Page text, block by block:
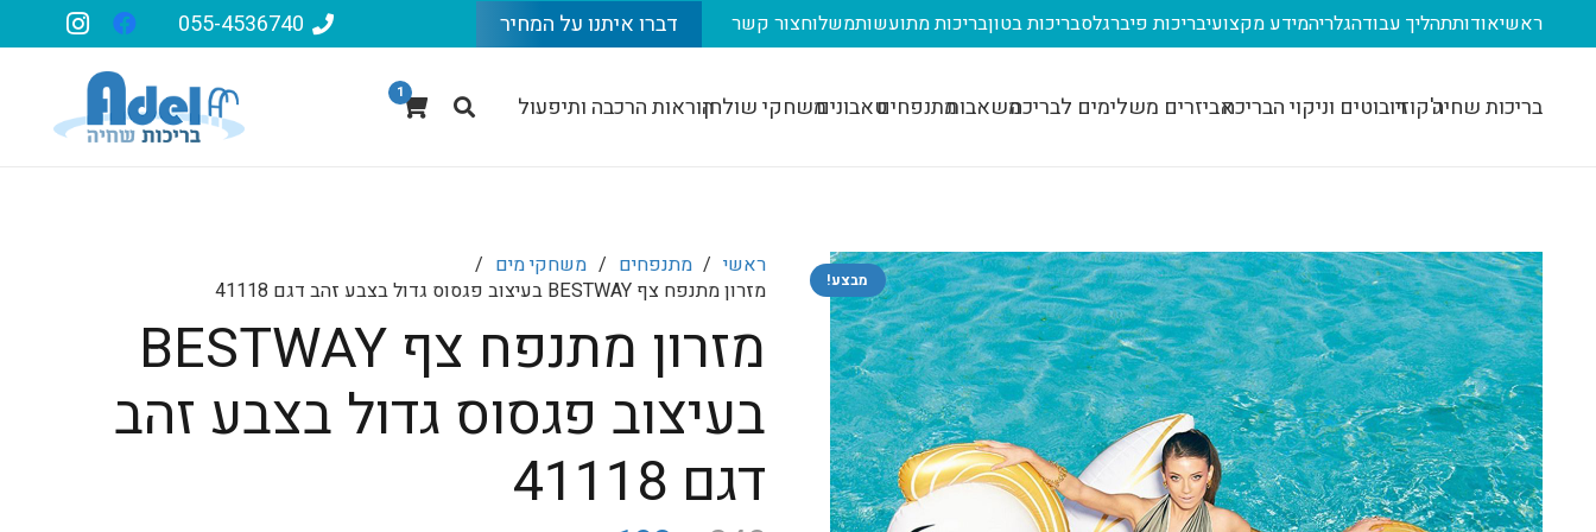
ראשיאודותתהליך עבודהגלריהמידע מקצועיבריכות פיברגלסבריכות בטוןבריכות מתועשותמשלוחצור קשר דברו איתנו על המחיר 055-4536740
בריכות שחיהג'קוזירובוטים וניקוי הבריכהאביזרים משלימים לבריכהמשאבותמתנפחיםטאבוניםמשחקי שולחןהוראות הרכבה ותיפעול 1
מבצע!
ראשי / מתנפחים / משחקי מים /
מזרון מתנפח צף BESTWAY בעיצוב פגסוס גדול בצבע זהב דגם 41118
מזרון מתנפח צף BESTWAY
בעיצוב פגסוס גדול בצבע זהב
דגם 41118